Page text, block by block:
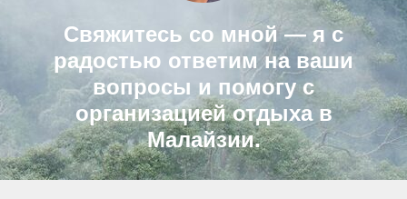
Свяжитесь со мной — я с
радостью ответим на ваши
вопросы и помогу с
организацией отдыха в
Малайзии.